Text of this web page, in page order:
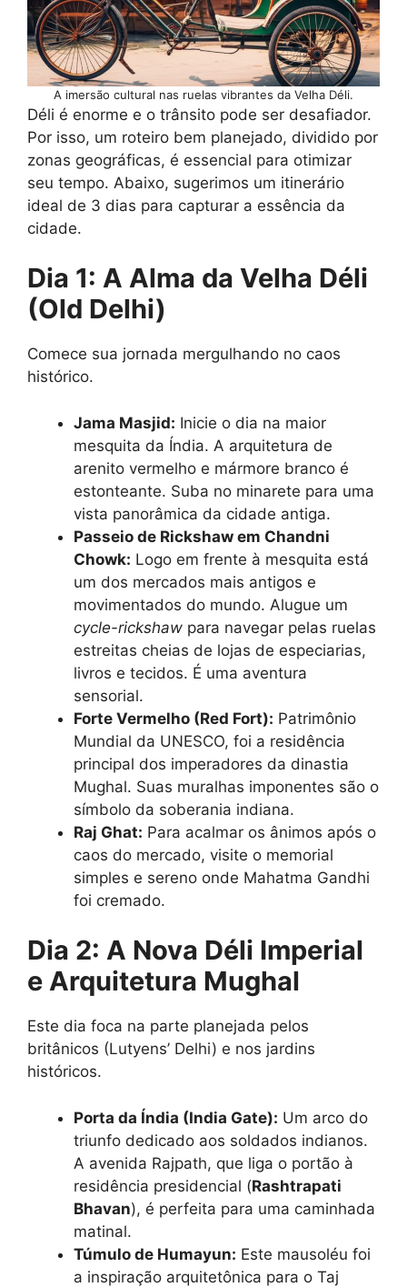
A imersão cultural nas ruelas vibrantes da Velha Déli.
Déli é enorme e o trânsito pode ser desafiador.
Por isso, um roteiro bem planejado, dividido por
zonas geográficas, é essencial para otimizar
seu tempo. Abaixo, sugerimos um itinerário
ideal de 3 dias para capturar a essência da
cidade.
Dia 1: A Alma da Velha Déli
(Old Delhi)
Comece sua jornada mergulhando no caos
histórico.
Jama Masjid: Inicie o dia na maior
mesquita da Índia. A arquitetura de
arenito vermelho e mármore branco é
estonteante. Suba no minarete para uma
vista panorâmica da cidade antiga.
Passeio de Rickshaw em Chandni
Chowk: Logo em frente à mesquita está
um dos mercados mais antigos e
movimentados do mundo. Alugue um
cycle-rickshaw para navegar pelas ruelas
estreitas cheias de lojas de especiarias,
livros e tecidos. É uma aventura
sensorial.
Forte Vermelho (Red Fort): Patrimônio
Mundial da UNESCO, foi a residência
principal dos imperadores da dinastia
Mughal. Suas muralhas imponentes são o
símbolo da soberania indiana.
Raj Ghat: Para acalmar os ânimos após o
caos do mercado, visite o memorial
simples e sereno onde Mahatma Gandhi
foi cremado.
Dia 2: A Nova Déli Imperial
e Arquitetura Mughal
Este dia foca na parte planejada pelos
britânicos (Lutyens’ Delhi) e nos jardins
históricos.
Porta da Índia (India Gate): Um arco do
triunfo dedicado aos soldados indianos.
A avenida Rajpath, que liga o portão à
residência presidencial (Rashtrapati
Bhavan), é perfeita para uma caminhada
matinal.
Túmulo de Humayun: Este mausoléu foi
a inspiração arquitetônica para o Taj